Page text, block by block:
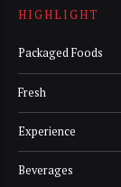
HIGHLIGHT
Packaged Foods
Fresh
Experience
Beverages